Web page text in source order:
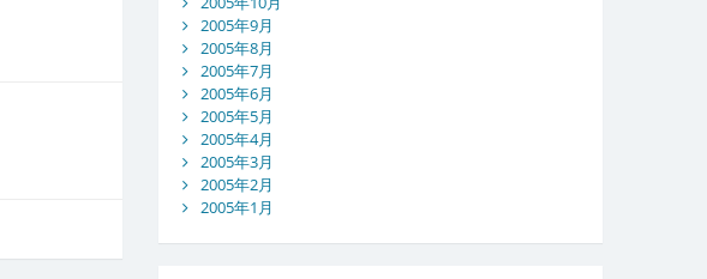
2005年9月
2005年8月
2005年7月
2005年6月
2005年5月
2005年4月
2005年3月
2005年2月
2005年1月